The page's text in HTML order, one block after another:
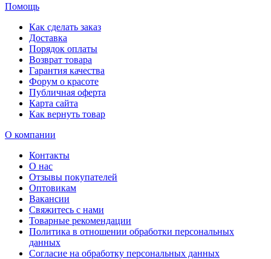
Помощь
Как сделать заказ
Доставка
Порядок оплаты
Возврат товара
Гарантия качества
Форум о красоте
Публичная оферта
Карта сайта
Как вернуть товар
О компании
Контакты
О нас
Отзывы покупателей
Оптовикам
Вакансии
Свяжитесь с нами
Товарные рекомендации
Политика в отношении обработки персональных
данных
Согласие на обработку персональных данных